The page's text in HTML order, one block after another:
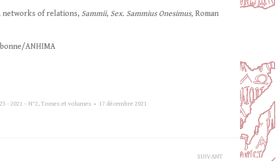
networks of relations, Sammii, Sex. Sammius Onesimus, Roman
ANHIMA
- 2021 – N°2, Tomes et volumes 17 décembre 2021
SUIVANT